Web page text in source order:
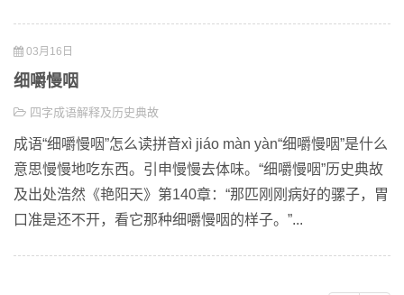
03月16日
细嚼慢咽
四字成语解释及历史典故
成语“细嚼慢咽”怎么读拼音xì jiáo màn yàn“细嚼慢咽”是什么
意思慢慢地吃东西。引申慢慢去体味。“细嚼慢咽”历史典故
及出处浩然《艳阳天》第140章：“那匹刚刚病好的骡子，胃
口准是还不开，看它那种细嚼慢咽的样子。”...